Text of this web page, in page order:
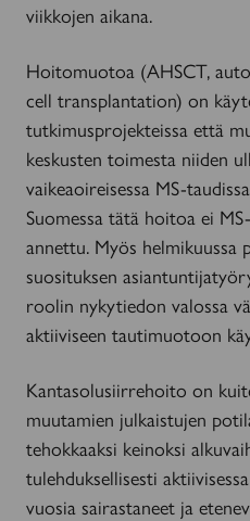
viikkojen aikana.
Hoitomuotoa (AHSCT,
cell transplantation) on
tutkimusprojekteissa että
keskusten toimesta niiden
vaikeaoireisessa MS-
Suomessa tätä hoitoa ei
annettu. Myös
suosituksen
roolin nykytiedon valossa
aktiiviseen tautimuotoon
Kantasolusiirrehoito on
muutamien julkaistujen
tehokkaaksi keinoksi
tulehduksellisesti
vuosia sairastaneet ja